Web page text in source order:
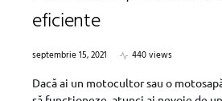
eficiente
septembrie 15, 2021
440 views
Dacă ai un motocultor sau o